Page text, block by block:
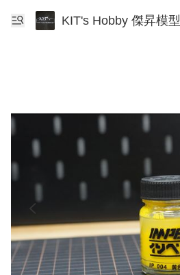
KIT's Hobby 傑昇模型